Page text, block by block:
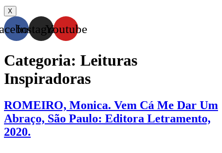
X
InstagramYoutube
Categoria: Leituras
Inspiradoras
ROMEIRO, Monica. Vem Cá Me Dar Um
Abraço, São Paulo: Editora Letramento,
2020.